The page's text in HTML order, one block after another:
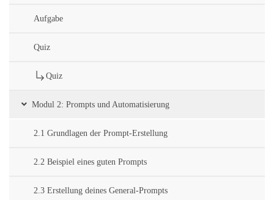
Aufgabe
Quiz
Quiz
Modul 2: Prompts und Automatisierung
2.1 Grundlagen der Prompt-Erstellung
2.2 Beispiel eines guten Prompts
2.3 Erstellung deines General-Prompts